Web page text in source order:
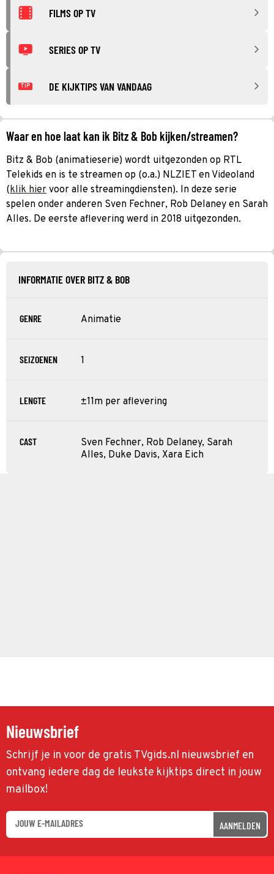
FILMS OP TV
SERIES OP TV
TIP DE KIJKTIPS VAN VANDAAG
Waar en hoe laat kan ik Bitz & Bob kijken/streamen?
Bitz & Bob (animatieserie) wordt uitgezonden op RTL
Telekids en is te streamen op (o.a.) NLZIET en Videoland
(klik hier voor alle streamingdiensten). In deze serie
spelen onder anderen Sven Fechner, Rob Delaney en Sarah
Alles. De eerste aflevering werd in 2018 uitgezonden.
INFORMATIE OVER BITZ & BOB
GENRE Animatie
SEIZOENEN 1
LENGTE ±11m per aflevering
CAST
Sven Fechner, Rob Delaney, Sarah
Alles, Duke Davis, Xara Eich
Nieuwsbrief
Schrijf je in voor de gratis TVgids.nl nieuwsbrief en
ontvang iedere dag de leukste kijktips direct in jouw
mailbox!
AANMELDEN